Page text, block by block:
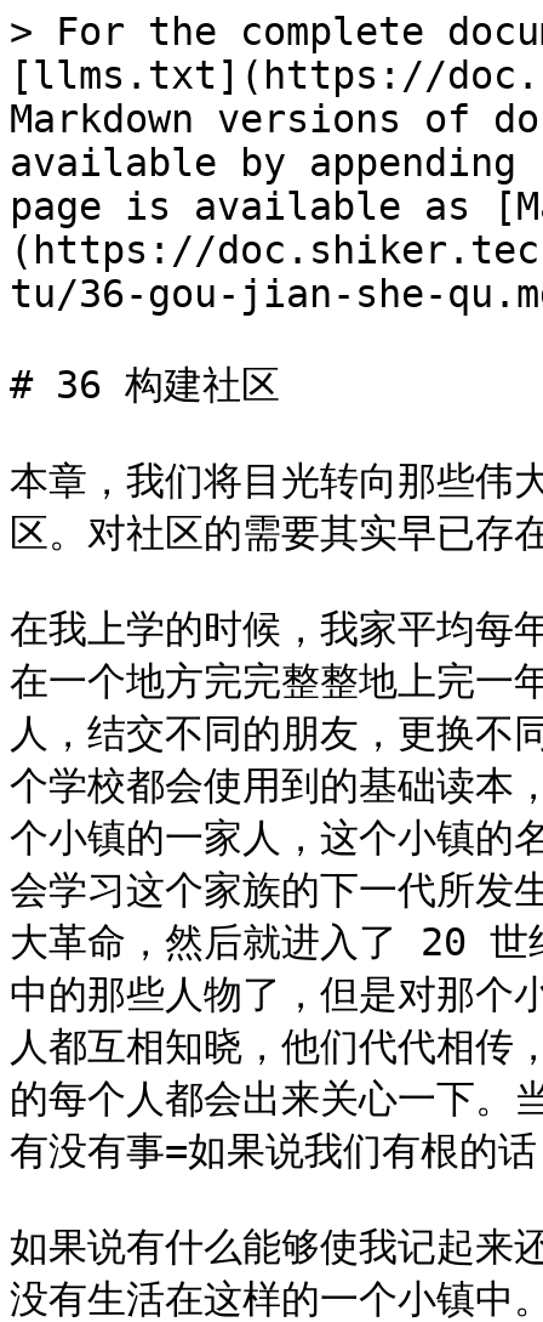
> For the complete
[llms.txt](https://
Markdown versions of
available by
page is available as
(https://
tu/36-gou-jian-she-
# 36 构建社区
本章，我们将目光转向那些伟
区。对社区的需要其实早已存
在我上学的时候，我家平均每
在一个地方完完整整地上完一
人，结交不同的朋友，更换不
个学校都会使用到的基础读
个小镇的一家人，这个小镇的
会学习这个家族的下一代所发
大革命，然后就进入了 20 世
中的那些人物了，但是对那个
人都互相知晓，他们代代相传
的每个人都会出来关心一下。
有没有事=如果说我们有根的
如果说有什么能够使我记起来
没有生活在这样的一个小镇